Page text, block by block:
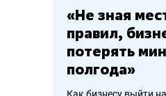
зная местных
бизнес может
минимум